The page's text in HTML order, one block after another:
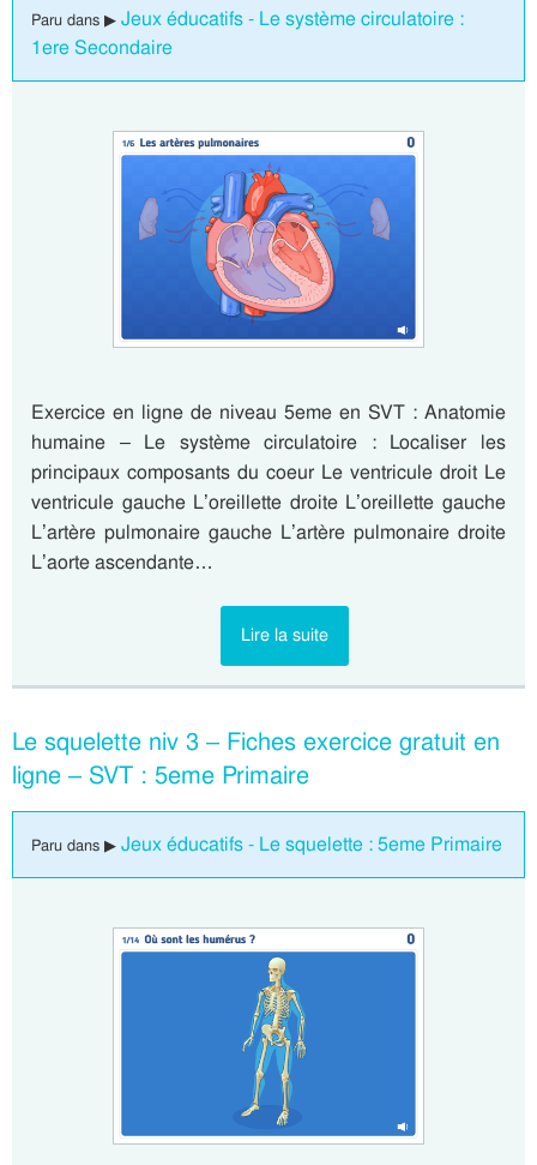
Paru dans ▶ Jeux éducatifs - Le système circulatoire :
1ere Secondaire
Exercice en ligne de niveau 5eme en SVT : Anatomie
humaine – Le système circulatoire : Localiser les
principaux composants du coeur Le ventricule droit Le
ventricule gauche L’oreillette droite L’oreillette gauche
L’artère pulmonaire gauche L’artère pulmonaire droite
L’aorte ascendante…
Lire la suite
Le squelette niv 3 – Fiches exercice gratuit en
ligne – SVT : 5eme Primaire
Paru dans ▶ Jeux éducatifs - Le squelette : 5eme Primaire